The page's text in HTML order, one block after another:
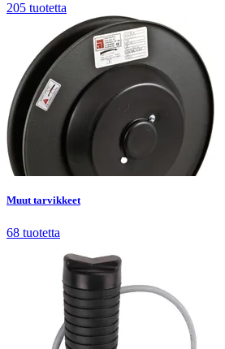
205 tuotetta
Muut tarvikkeet tuotetta
Muut tarvikkeet
68 tuotetta